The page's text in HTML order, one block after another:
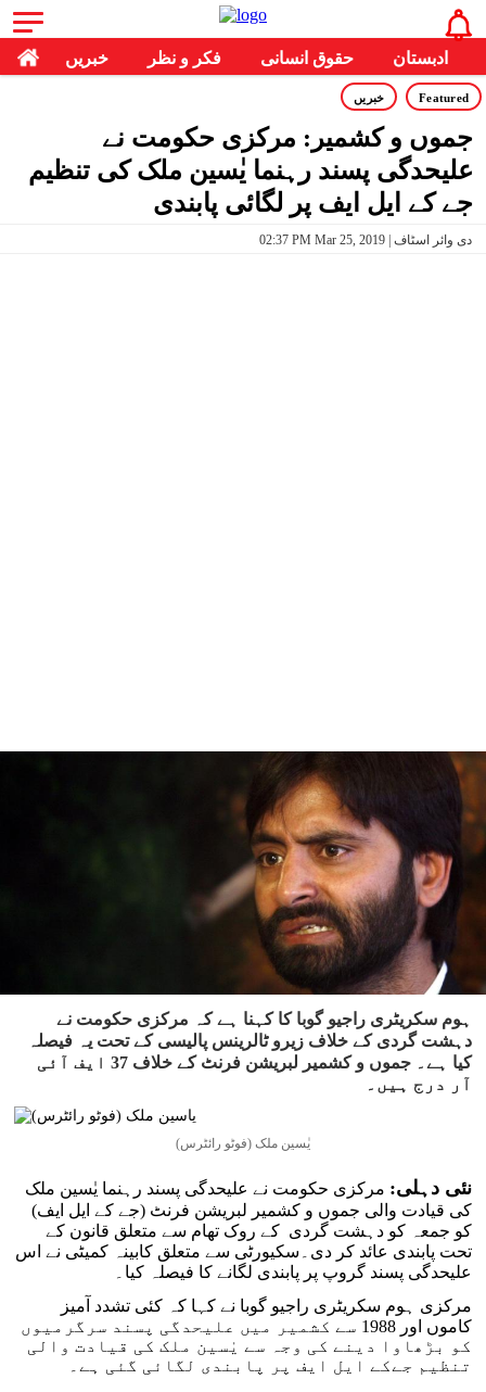
خبریں فکر و نظر حقوق انسانی ادبستان
Featured خبریں
جموں و کشمیر: مرکزی حکومت نے
علیحدگی پسند رہنما یٰسین ملک کی تنظیم
جے کے ایل ایف پر لگائی پابندی
02:37 PM Mar 25, 2019 | دی وائر اسٹاف
ہوم سکریٹری راجیو گوبا کا کہنا ہے کہ مرکزی حکومت نے
دہشت گردی کے خلاف زیرو ٹالرینس پالیسی کے تحت یہ فیصلہ
کیا ہے۔ جموں و کشمیر لبریشن فرنٹ کے خلاف 37 ایف آئی
آر درج ہیں۔
یٰسین ملک (فوٹو رائٹرس)
نئی دہلی: مرکزی حکومت نے علیحدگی پسند رہنما یٰسین ملک
کی قیادت والی جموں و کشمیر لبریشن فرنٹ (جے کے ایل ایف)
کو جمعہ کو دہشت گردی کے روک تھام سے متعلق قانون کے
تحت پابندی عائد کر دی۔سکیورٹی سے متعلق کابینہ کمیٹی نے اس
علیحدگی پسند گروپ پر پابندی لگانے کا فیصلہ کیا۔
مرکزی ہوم سکریٹری راجیو گوبا نے کہا کہ کئی تشدد آمیز
کاموں اور 1988 سے کشمیر میں علیحدگی پسند سرگرمیوں
کو بڑھاوا دینے کی وجہ سے یٰسین ملک کی قیادت والی
تنظیم جےکے ایل ایف پر پابندی لگائی گئی ہے۔